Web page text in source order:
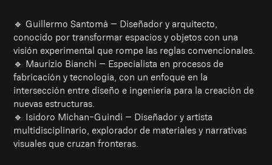
🔹 Guillermo Santomà – Diseñador y arquitecto,
conocido por transformar espacios y objetos con una
visión experimental que rompe las reglas convencionales.
🔹 Maurizio Bianchi – Especialista en procesos de
fabricación y tecnología, con un enfoque en la
intersección entre diseño e ingeniería para la creación de
nuevas estructuras.
🔹 Isidoro Michan-Guindi – Diseñador y artista
multidisciplinario, explorador de materiales y narrativas
visuales que cruzan fronteras.